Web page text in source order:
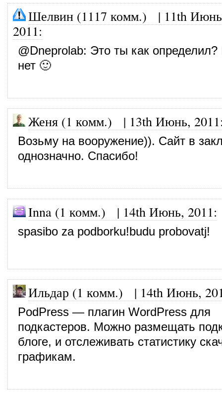
Шелвин (1117 комм.) | 11th
2011:
@Dneprolab: Это ты как определил?
нет 🙂
Женя (1 комм.) | 13th Июнь, 2011
Возьму на вооружение)). Сайт в
однозначно. Спасибо!
Inna (1 комм.) | 14th Июнь, 2011:
spasibo za podborku!budu probovatj!
Ильдар (1 комм.) | 14th Июнь,
PodPress — плагин WordPress для
подкастеров. Можно размещать
блоге, и отслеживать статистику
графикам.